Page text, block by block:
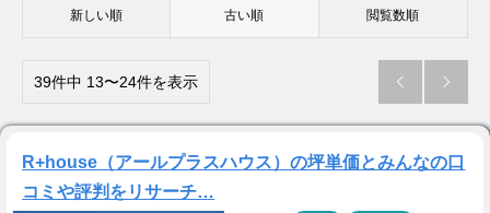
新しい順 古い順 閲覧数順
39件中 13〜24件を表示  
R+house（アールプラスハウス）の坪単価とみんなの口
コミや評判をリサーチ…